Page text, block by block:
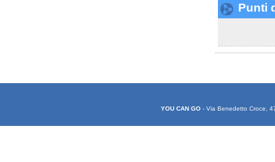
Punti
YOU CAN GO - Via Benedetto Croce,